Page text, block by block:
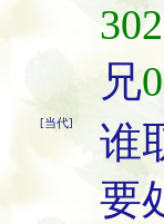
兄
[当代]
谁
要